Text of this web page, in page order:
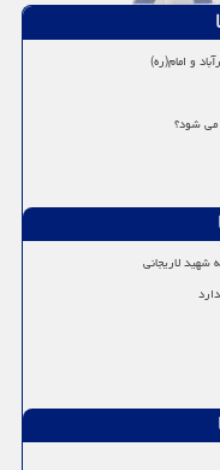
و امام(ره)
می شود؟
لاریجانی